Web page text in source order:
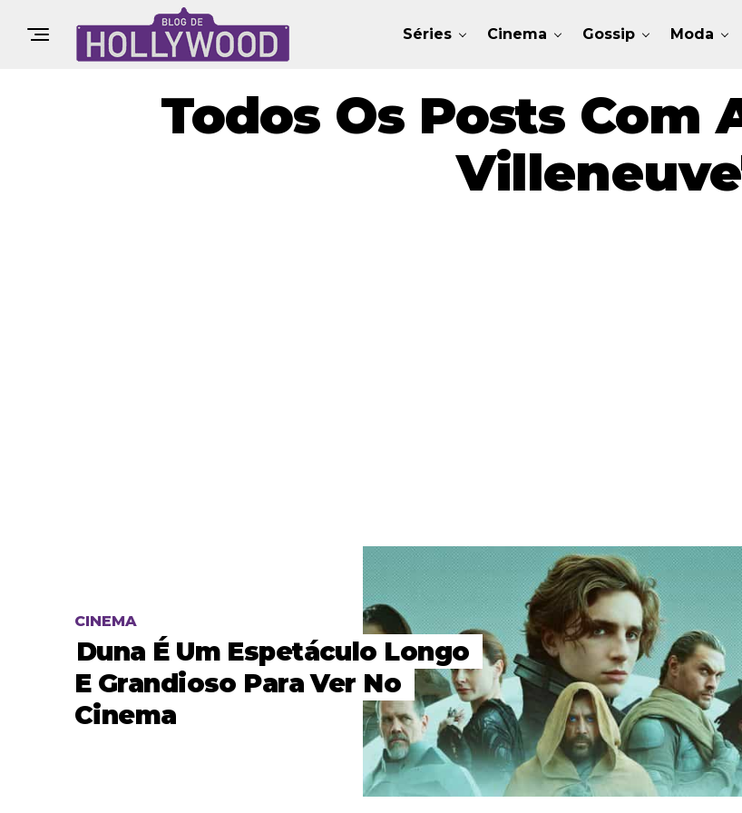
Séries Cinema Gossip Moda
Todos Os Posts Com
CINEMA
Duna É Um Espetáculo Longo
E Grandioso Para Ver No
Cinema